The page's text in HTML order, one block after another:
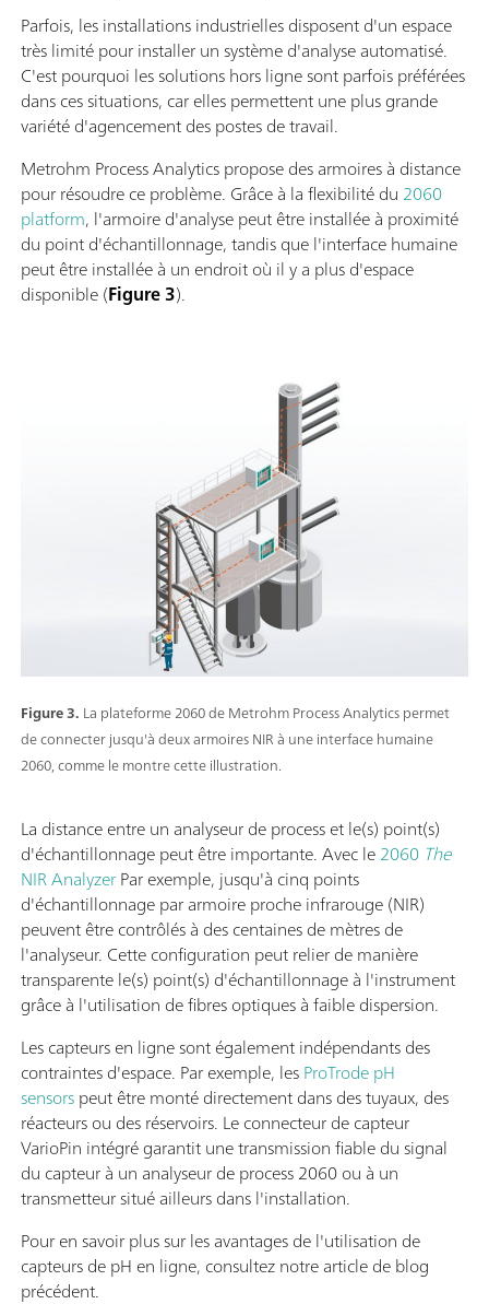
Parfois, les installations industrielles disposent d'un espace
très limité pour installer un système d'analyse automatisé.
C'est pourquoi les solutions hors ligne sont parfois préférées
dans ces situations, car elles permettent une plus grande
variété d'agencement des postes de travail.
Metrohm Process Analytics propose des armoires à distance
pour résoudre ce problème. Grâce à la flexibilité du 2060
platform, l'armoire d'analyse peut être installée à proximité
du point d'échantillonnage, tandis que l'interface humaine
peut être installée à un endroit où il y a plus d'espace
disponible (Figure 3).
Figure 3. La plateforme 2060 de Metrohm Process Analytics permet
de connecter jusqu'à deux armoires NIR à une interface humaine
2060, comme le montre cette illustration.
La distance entre un analyseur de process et le(s) point(s)
d'échantillonnage peut être importante. Avec le2060 The
NIR AnalyzerPar exemple, jusqu'à cinq points
d'échantillonnage par armoire proche infrarouge (NIR)
peuvent être contrôlés à des centaines de mètres de
l'analyseur. Cette configuration peut relier de manière
transparente le(s) point(s) d'échantillonnage à l'instrument
grâce à l'utilisation de fibres optiques à faible dispersion.
Les capteurs en ligne sont également indépendants des
contraintes d'espace. Par exemple, lesProTrode pH
sensorspeut être monté directement dans des tuyaux, des
réacteurs ou des réservoirs. Le connecteur de capteur
VarioPin intégré garantit une transmission fiable du signal
du capteur à un analyseur de process 2060 ou à un
transmetteur situé ailleurs dans l'installation.
Pour en savoir plus sur les avantages de l'utilisation de
capteurs de pH en ligne, consultez notre article de blog
précédent.